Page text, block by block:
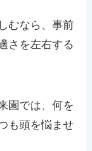
むなら、事前
さを左右する
園では、何を
も頭を悩ませ